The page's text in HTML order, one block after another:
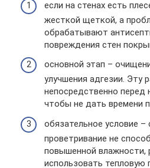
если на стенах есть
жесткой щеткой, а
обрабатывают
повреждения стен
основной этап –
улучшения адгезии. Эту
непосредственно перед
чтобы не дать времени
обязательное условие –
проветривание не
повышенной влажности,
использовать тепловую